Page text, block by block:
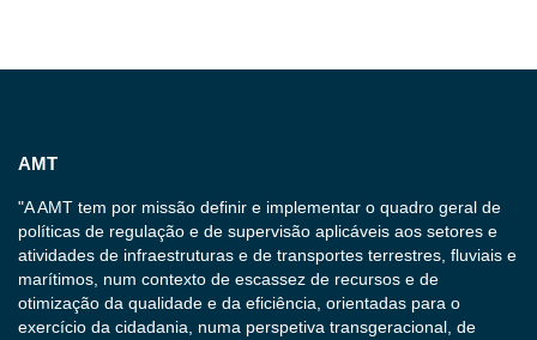
AMT
"A AMT tem por missão definir e implementar o quadro geral de
políticas de regulação e de supervisão aplicáveis aos setores e
atividades de infraestruturas e de transportes terrestres, fluviais e
marítimos, num contexto de escassez de recursos e de
otimização da qualidade e da eficiência, orientadas para o
exercício da cidadania, numa perspetiva transgeracional, de